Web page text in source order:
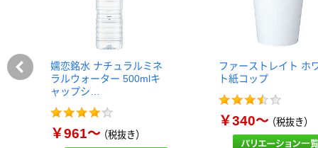
嬬恋銘水 ナチュラルミネ
ラルウォーター 500mlキ
ャップシ…
￥961～（税抜き）
ファーストレイト ホ
ト紙コップ
￥340～（税抜き）